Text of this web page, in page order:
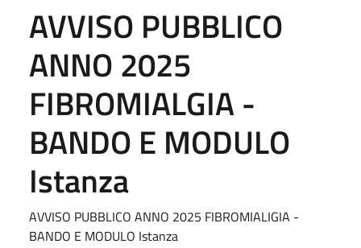
AVVISO PUBBLICO
ANNO 2025
FIBROMIALGIA -
BANDO E MODULO
Istanza
AVVISO PUBBLICO ANNO 2025 FIBROMIALIGIA -
BANDO E MODULO Istanza